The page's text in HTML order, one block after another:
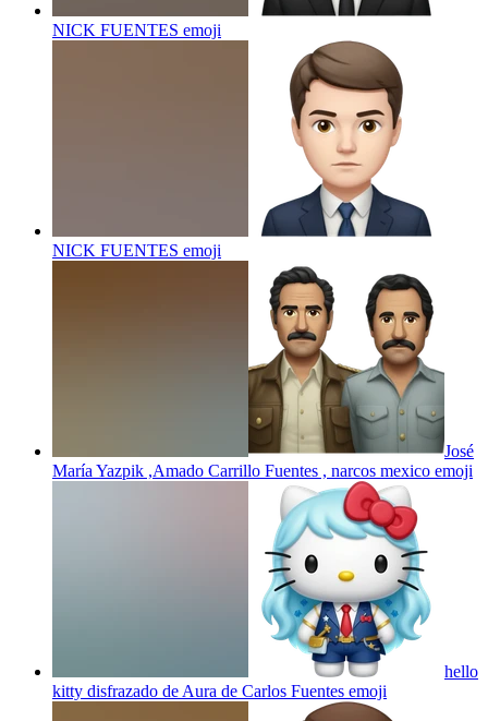
NICK FUENTES emoji
NICK FUENTES emoji
José
María Yazpik ,Amado Carrillo Fuentes , narcos mexico emoji
hello
kitty disfrazado de Aura de Carlos Fuentes emoji